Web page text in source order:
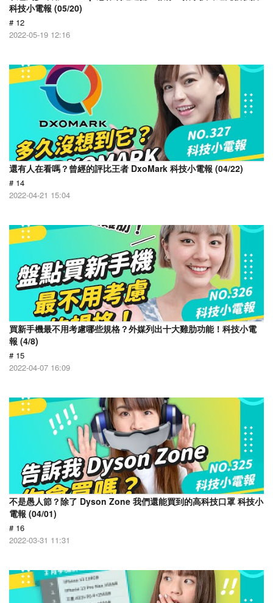
科技小電報 (05/20)
# 12
2022-05-19 12:16
還有人在看嗎？曾經的評比王者 DxoMark 科技小電報 (04/22)
# 14
2022-04-21 15:04
買新手機最不用考慮哪些規格？外媒列出十大雞肋功能！科技小電
報 (4/8)
# 15
2022-04-07 16:09
不是愚人節？除了 Dyson Zone 我們還能買到的高科技口罩 科技小
電報 (04/01)
# 16
2022-03-31 11:31